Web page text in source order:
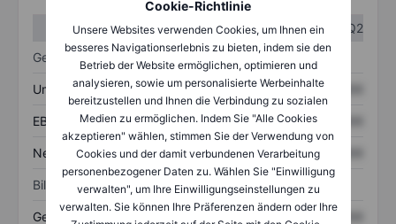
Cookie-Richtlinie
Unsere Websites verwenden Cookies, um Ihnen ein
besseres Navigationserlebnis zu bieten, indem sie den
Betrieb der Website ermöglichen, optimieren und
analysieren, sowie um personalisierte Werbeinhalte
bereitzustellen und Ihnen die Verbindung zu sozialen
Medien zu ermöglichen. Indem Sie "Alle Cookies
akzeptieren" wählen, stimmen Sie der Verwendung von
Cookies und der damit verbundenen Verarbeitung
personenbezogener Daten zu. Wählen Sie "Einwilligung
verwalten", um Ihre Einwilligungseinstellungen zu
verwalten. Sie können Ihre Präferenzen ändern oder Ihre
Q1
Q2
Gewinn- und Verlustrechnung
Umsatz XXXXXXX XXXXXXX
EBITDA XXXXXXX XXXXXXX
Nettoeinkommen XXXXXXX XXXXXXX
Bilanz
Gesamtvermögen